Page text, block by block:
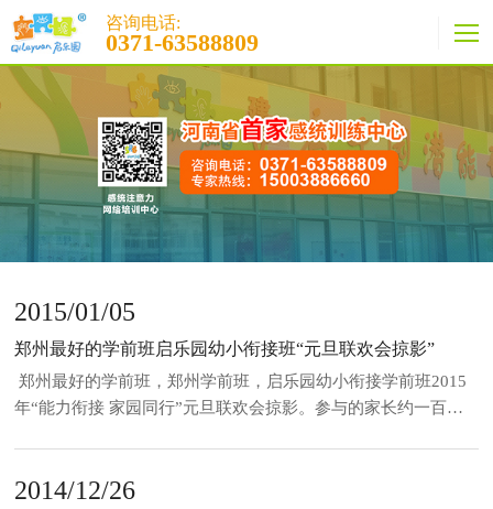
咨询电话:
0371-63588809
2015/01/05
郑州最好的学前班启乐园幼小衔接班“元旦联欢会掠影”
郑州最好的学前班，郑州学前班，启乐园幼小衔接学前班2015
年“能力衔接 家园同行”元旦联欢会掠影。参与的家长约一百
一浪。孩子们虽然很辛苦，但是却很快乐，都在感受自我的成
2014/12/26